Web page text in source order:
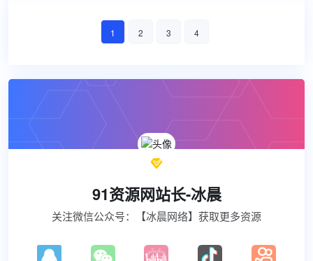
1 2 3 4

91资源网站长-冰晨
关注微信公众号：【冰晨网络】获取更多资源